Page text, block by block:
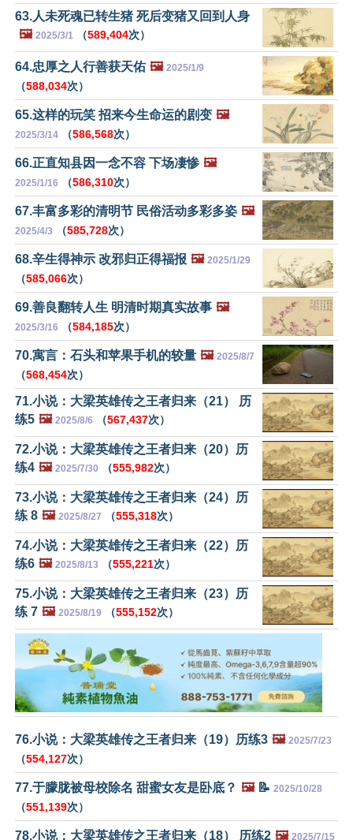
63.人未死魂已转生猪 死后变猪又回到人身
🖼️ 2025/3/1 （589,404次）
64.忠厚之人行善获天佑 🖼️ 2025/1/9
（588,034次）
65.这样的玩笑 招来今生命运的剧变 🖼️
2025/3/14 （586,568次）
66.正直知县因一念不容 下场凄惨 🖼️
2025/1/16 （586,310次）
67.丰富多彩的清明节 民俗活动多彩多姿 🖼️
2025/4/3 （585,728次）
68.辛生得神示 改邪归正得福报 🖼️ 2025/1/29
（585,066次）
69.善良翻转人生 明清时期真实故事 🖼️
2025/3/16 （584,185次）
70.寓言：石头和苹果手机的较量 🖼️ 2025/8/7
（568,454次）
71.小说：大梁英雄传之王者归来（21） 历
练5 🖼️ 2025/8/6 （567,437次）
72.小说：大梁英雄传之王者归来（20）历
练4 🖼️ 2025/7/30 （555,982次）
73.小说：大梁英雄传之王者归来（24）历
练 8 🖼️ 2025/8/27 （555,318次）
74.小说：大梁英雄传之王者归来（22）历
练6 🖼️ 2025/8/13 （555,221次）
75.小说：大梁英雄传之王者归来（23）历
练 7 🖼️ 2025/8/19 （555,152次）
76.小说：大梁英雄传之王者归来（19）历练3 🖼️ 2025/7/23
（554,127次）
77.于朦胧被母校除名 甜蜜女友是卧底？ 🖼️📝 2025/10/28
（551,139次）
78.小说：大梁英雄传之王者归来（18） 历练2 🖼️ 2025/7/15